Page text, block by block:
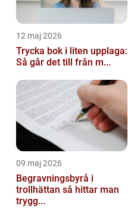
12 maj 2026
Trycka bok i liten upplaga:
Så går det till från m...
09 maj 2026
Begravningsbyrå i
trollhättan så hittar man
trygg...